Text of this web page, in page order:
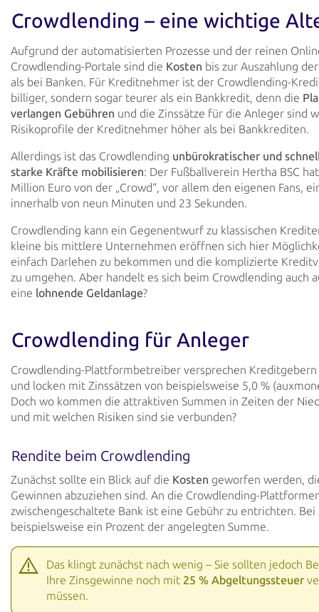
Crowdlending – eine wichtige
Aufgrund der automatisierten Prozesse und der reinen
Crowdlending-Portale sind die Kosten bis zur Auszahlung
als bei Banken. Für Kreditnehmer ist der Crowdlending-
billiger, sondern sogar teurer als ein Bankkredit, denn die
verlangen Gebühren und die Zinssätze für die Anleger sind
Risikoprofile der Kreditnehmer höher als bei Bankkrediten.
Allerdings ist das Crowdlending unbürokratischer und
starke Kräfte mobilisieren: Der Fußballverein Hertha BSC
Million Euro von der „Crowd“, vor allem den eigenen Fans,
innerhalb von neun Minuten und 23 Sekunden.
Crowdlending kann ein Gegenentwurf zu klassischen
kleine bis mittlere Unternehmen eröffnen sich hier
einfach Darlehen zu bekommen und die komplizierte
zu umgehen. Aber handelt es sich beim Crowdlending auch
eine lohnende Geldanlage?
Crowdlending für Anleger
Crowdlending-Plattformbetreiber versprechen Kreditgebern
und locken mit Zinssätzen von beispielsweise 5,0 %
Doch wo kommen die attraktiven Summen in Zeiten der
und mit welchen Risiken sind sie verbunden?
Rendite beim Crowdlending
Zunächst sollte ein Blick auf die Kosten geworfen werden,
Gewinnen abzuziehen sind. An die Crowdlending-
zwischengeschaltete Bank ist eine Gebühr zu entrichten.
beispielsweise ein Prozent der angelegten Summe.
Das klingt zunächst nach wenig – Sie sollten jedoch
Ihre Zinsgewinne noch mit 25 % Abgeltungssteuer
müssen.